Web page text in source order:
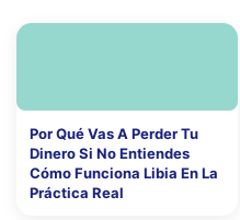
Por Qué Vas A Perder Tu
Dinero Si No Entiendes
Cómo Funciona Libia En La
Práctica Real